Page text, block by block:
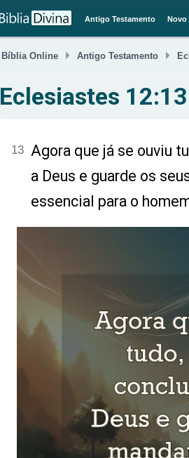
Antigo Testamento Novo
Bíblia Online  Antigo Testamento 
Eclesiastes 12:13
13 Agora que já se ouviu
a Deus e guarde os
essencial para o